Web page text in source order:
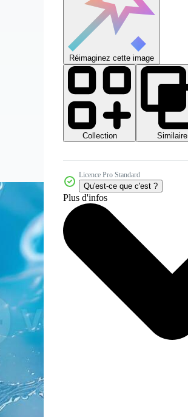
Réimaginez cette image
Collection
Similaire
Licence Pro Standard
Qu'est-ce que c'est ?
Plus d'infos